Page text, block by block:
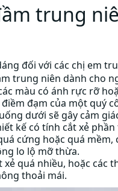
trung
đối với các chị em
trung niên dành cho
màu có ánh rực rỡ
đạm của một quý
dưới sẽ gây cảm
kế có tính cắt xẻ
cứng hoặc quá mềm,
lo lộ mỡ thừa.
quá nhiều, hoặc các
thoải mái.